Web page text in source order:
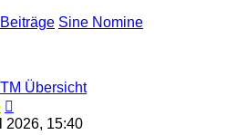
Sine Nomine
Übersicht
Beitrag
2026, 15:40